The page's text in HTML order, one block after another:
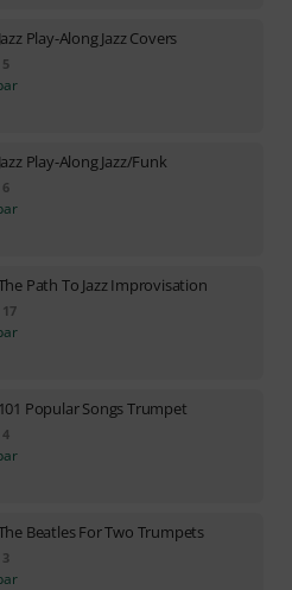
Jazz Play-Along Jazz Covers
5
Jazz Play-Along Jazz/Funk
6
Path To Jazz Improvisation
17
101 Popular Songs Trumpet
4
Beatles For Two Trumpets
3